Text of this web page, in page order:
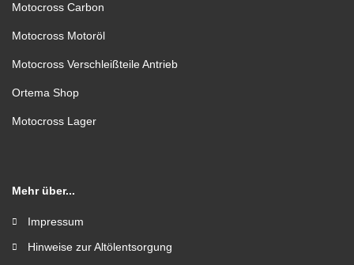
Motocross Carbon
Motocross Motoröl
Motocross Verschleißteile Antrieb
Ortema Shop
Motocross Lager
Mehr über...
Impressum
Hinweise zur Altölentsorgung